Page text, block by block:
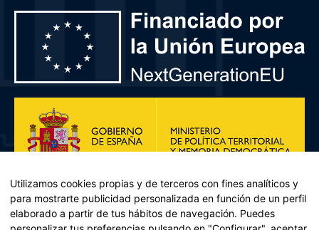
Utilizamos cookies propias y de terceros con fines analíticos y
para mostrarte publicidad personalizada en función de un perfil
elaborado a partir de tus hábitos de navegación. Puedes